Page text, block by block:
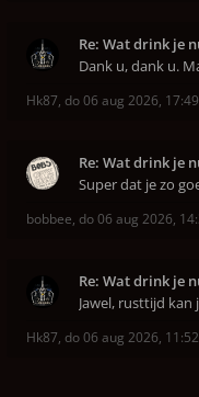
Re: Wat drink je
Dank u, dank u.
Hk87, do 06 aug 2026, 17:49
Re: Wat drink je
Super dat je zo
bobbee, do 06 aug 2026,
Re: Wat drink je
Jawel, rusttijd
Hk87, do 06 aug 2026, 11:52